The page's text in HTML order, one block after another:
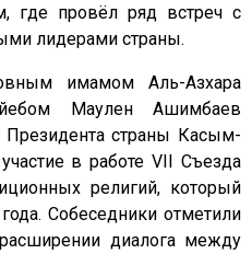
где провёл ряд встреч с
лидерами страны.
имамом Аль-Азхара
Маулен Ашимбаев
страны Касым-
в работе VII Съезда
религий, который
Собеседники отметили
диалога между